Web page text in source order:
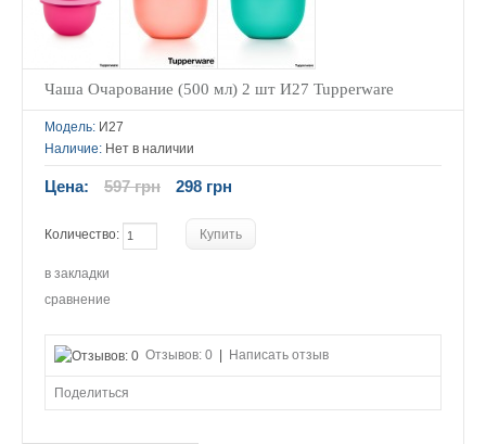
Чаша Очарование (500 мл) 2 шт И27 Tupperware
Модель: И27
Наличие: Нет в наличии
Цена: 597 грн 298 грн
Количество:
в закладки
сравнение
Отзывов: 0 Написать отзыв
Поделиться